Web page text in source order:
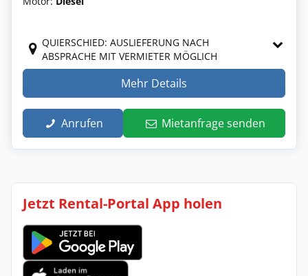
QUIERSCHIED: AUSLIEFERUNG NACH
ABSPRACHE MIT VERMIETER MÖGLICH
Mehr Details
Anrufen Mietanfrage senden
Jetzt Rental-Portal App holen